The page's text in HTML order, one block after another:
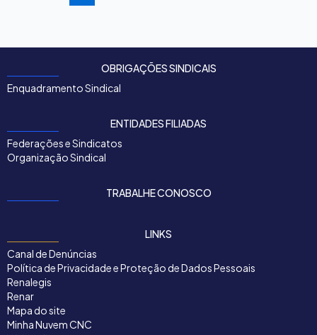
OBRIGAÇÕES SINDICAIS
Enquadramento Sindical
ENTIDADES FILIADAS
Federações e Sindicatos
Organização Sindical
TRABALHE CONOSCO
LINKS
Canal de Denúncias
Política de Privacidade e Proteção de Dados Pessoais
Renalegis
Renar
Mapa do site
Minha Nuvem CNC